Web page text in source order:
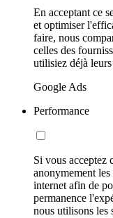
En acceptant ce
et optimiser
faire, nous
celles des
utilisiez déjà
Google Ads
Performance
Si vous acceptez
anonymement
internet afin de
permanence
nous utilisons les